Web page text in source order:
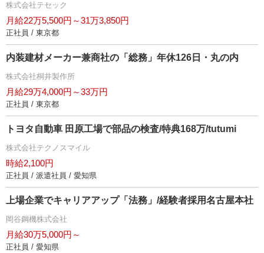
株式会社テセック
月給22万5,500円～31万3,850円
正社員 / 東京都
内装建材メーカー兼商社の「総務」年休126日・丸の内
株式会社桐井製作所
月給29万4,000円～33万円
正社員 / 東京都
トヨタ自動車 田原工場で部品の検査/特典168万/tutumi
株式会社テクノスマイル
時給2,100円
正社員 / 派遣社員 / 愛知県
上場企業でキャリアアップ「法務」/経験者採用名古屋本社
岡谷鋼機株式会社
月給30万5,000円～
正社員 / 愛知県